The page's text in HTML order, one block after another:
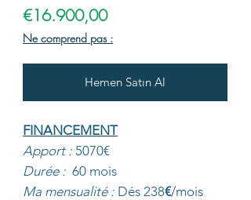
€16.900,00Fiyat
Ne comprend pas :
Hemen Satın Al
FINANCEMENT
Apport : 5070€
Durée : 60 mois
Ma mensualité : Dés 238€/mois